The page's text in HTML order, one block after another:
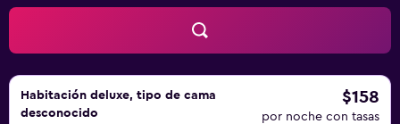
Habitación deluxe, tipo de cama
desconocido
$158
por noche con tasas